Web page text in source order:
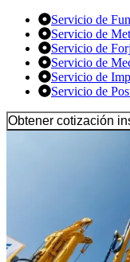
Servicio de
Servicio de
Servicio de
Servicio de
Servicio de
Servicio de
Obtener cotización